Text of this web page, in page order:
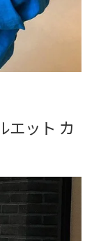
エット カ